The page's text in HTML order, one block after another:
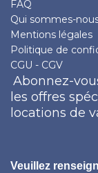
FAQ
Qui sommes-
Mentions légales
Politique de
CGU - CGV
Abonnez-
les offres
locations de
Veuillez